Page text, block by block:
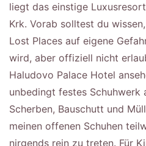
liegt das einstige
Krk. Vorab solltest du
Lost Places auf eigene
wird, aber offiziell nicht
Haludovo Palace Hotel
unbedingt festes Schuhwerk
Scherben, Bauschutt und
meinen offenen Schuhen
nirgends rein zu treten. Für